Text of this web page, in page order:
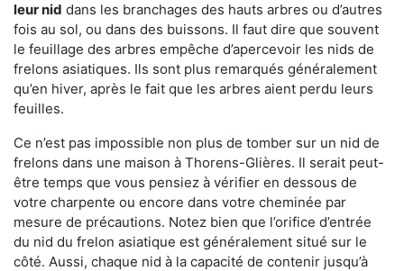
leur nid dans les branchages des hauts arbres ou d’autres
fois au sol, ou dans des buissons. Il faut dire que souvent
le feuillage des arbres empêche d’apercevoir les nids de
frelons asiatiques. Ils sont plus remarqués généralement
qu’en hiver, après le fait que les arbres aient perdu leurs
feuilles.
Ce n’est pas impossible non plus de tomber sur un nid de
frelons dans une maison à Thorens-Glières. Il serait peut-
être temps que vous pensiez à vérifier en dessous de
votre charpente ou encore dans votre cheminée par
mesure de précautions. Notez bien que l’orifice d’entrée
du nid du frelon asiatique est généralement situé sur le
côté. Aussi, chaque nid à la capacité de contenir jusqu’à